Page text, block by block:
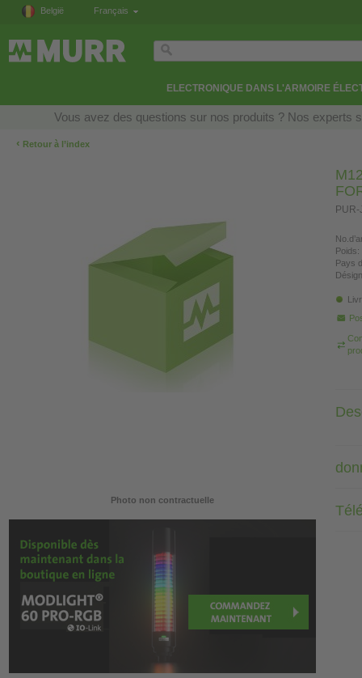
België Français
ELECTRONIQUE DANS L'ARMOIRE
Vous avez des questions sur nos produits ? Nos experts
‹ Retour à l’index
Photo non contractuelle
Poids:
Pays